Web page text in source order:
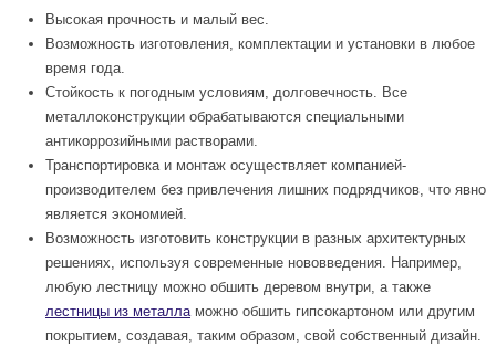
Высокая прочность и малый вес.
Возможность изготовления, комплектации и установки в любое
время года.
Стойкость к погодным условиям, долговечность. Все
металлоконструкции обрабатываются специальными
антикоррозийными растворами.
Транспортировка и монтаж осуществляет компанией-
производителем без привлечения лишних подрядчиков, что явно
является экономией.
Возможность изготовить конструкции в разных архитектурных
решениях, используя современные нововведения. Например,
любую лестницу можно обшить деревом внутри, а также
лестницы из металламожно обшить гипсокартоном или другим
покрытием, создавая, таким образом, свой собственный дизайн.